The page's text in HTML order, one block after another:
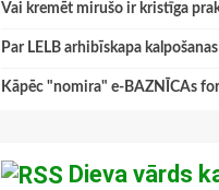
Vai kremēt mirušo ir kristīga
Par LELB arhibīskapa
Kāpēc "nomira" e-BAZNĪCAs
Dieva vārds